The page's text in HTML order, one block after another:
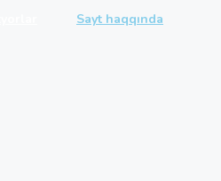
Sayt haqqında